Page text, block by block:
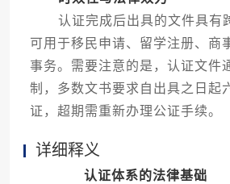
认证完成后出具的文件具有跨
可用于移民申请、留学注册、商
事务。需要注意的是，认证文件
制，多数文书要求自出具之日起
证，超期需重新办理公证手续。
详细释义
认证体系的法律基础